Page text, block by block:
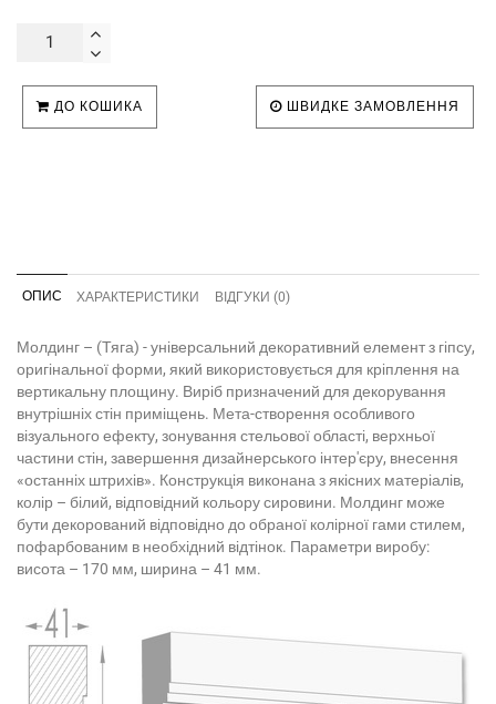
ДО КОШИКА ШВИДКЕ ЗАМОВЛЕННЯ
ОПИС ХАРАКТЕРИСТИКИ ВІДГУКИ (0)
Молдинг – (Тяга) - універсальний декоративний елемент з гіпсу,
оригінальної форми, який використовується для кріплення на
вертикальну площину. Виріб призначений для декорування
внутрішніх стін приміщень. Мета-створення особливого
візуального ефекту, зонування стельової області, верхньої
частини стін, завершення дизайнерського інтер'єру, внесення
«останніх штрихів». Конструкція виконана з якісних матеріалів,
колір – білий, відповідний кольору сировини. Молдинг може
бути декорований відповідно до обраної колірної гами стилем,
пофарбованим в необхідний відтінок. Параметри виробу:
висота – 170 мм, ширина – 41 мм.